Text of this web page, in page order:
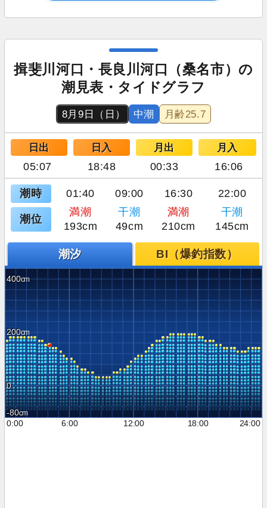
揖斐川河口・長良川河口（桑名市）の
潮見表・タイドグラフ
8月9日（日） 中潮 月齢25.7
日出 日入 月出 月入
05:07 18:48 00:33 16:06
潮時 01:40 09:00 16:30 22:00
潮位
満潮 干潮 満潮
干潮
193cm
49cm 210cm 145cm
潮汐 BI（爆釣指数）
400
200
0
-80
0:00
6:00 12:00 18:00 24:00